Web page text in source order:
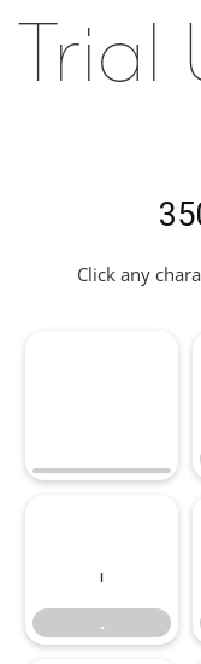
Trial
Click any
.
.